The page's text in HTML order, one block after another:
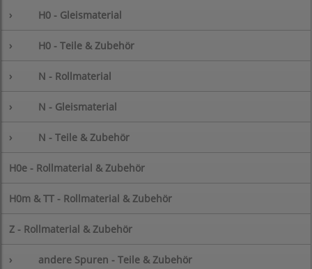
› H0 - Gleismaterial
› H0 - Teile & Zubehör
› N - Rollmaterial
› N - Gleismaterial
› N - Teile & Zubehör
H0e - Rollmaterial & Zubehör
H0m & TT - Rollmaterial & Zubehör
Z - Rollmaterial & Zubehör
› andere Spuren - Teile & Zubehör